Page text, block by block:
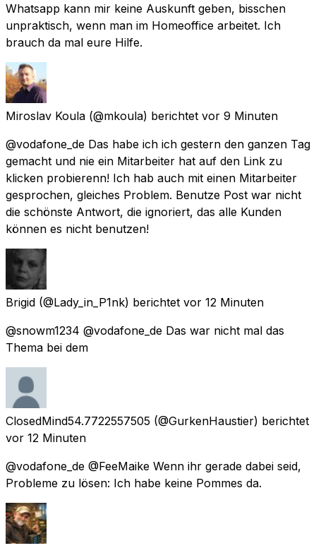
Whatsapp kann mir keine Auskunft geben, bisschen
unpraktisch, wenn man im Homeoffice arbeitet. Ich
brauch da mal eure Hilfe.
Miroslav Koula (@mkoula) berichtet vor 9 Minuten
@vodafone_de Das habe ich ich gestern den ganzen Tag
gemacht und nie ein Mitarbeiter hat auf den Link zu
klicken probierenn! Ich hab auch mit einen Mitarbeiter
gesprochen, gleiches Problem. Benutze Post war nicht
die schönste Antwort, die ignoriert, das alle Kunden
können es nicht benutzen!
Brigid (@Lady_in_P1nk) berichtet vor 12 Minuten
@snowm1234 @vodafone_de Das war nicht mal das
Thema bei dem
ClosedMind54.7722557505 (@GurkenHaustier) berichtet
vor 12 Minuten
@vodafone_de @FeeMaike Wenn ihr gerade dabei seid,
Probleme zu lösen: Ich habe keine Pommes da.